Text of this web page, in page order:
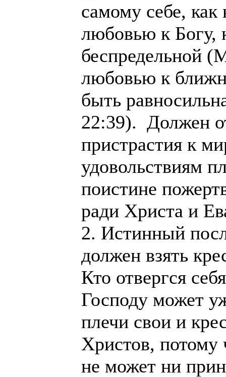
самому себе,
любовью к Богу,
беспредельной
любовью к
быть
22:39). Должен
пристрастия к
удовольствиям
поистине
ради Христа и
2. Истинный
должен взять
Кто отвергся
Господу может
плечи свои и
Христов, потому
не может ни